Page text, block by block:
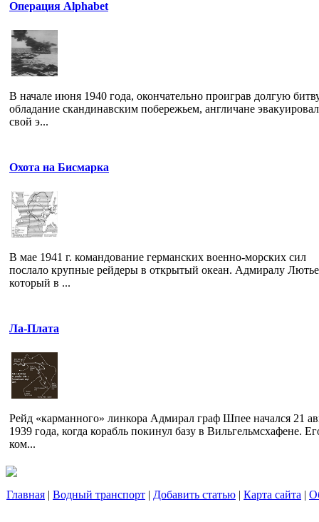
Операция Аlphabet
В начале июня 1940 года, окончательно проиграв долгую
обладание скандинавским побережьем, англичане
свой э...
Охота на Бисмарка
В мае 1941 г. командование германских военно-морских сил
послало крупные рейдеры в открытый океан. Адмиралу
который в ...
Ла-Плата
Рейд «карманного» линкора Адмирал граф Шпее начался 21
1939 года, когда корабль покинул базу в Вильгельмсхафене.
ком...
Главная | Водный транспорт | Добавить статью | Карта сайта |